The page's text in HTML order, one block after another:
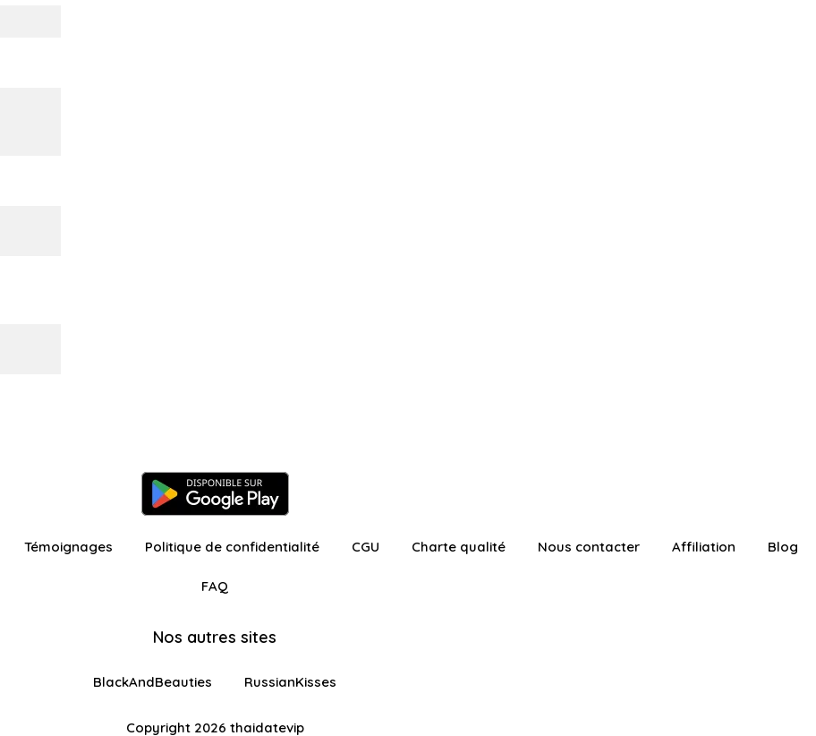
Témoignages Politique de confidentialité CGU Charte qualité Nous contacter Affiliation Blog
FAQ
Nos autres sites
BlackAndBeauties RussianKisses
Copyright 2026 thaidatevip